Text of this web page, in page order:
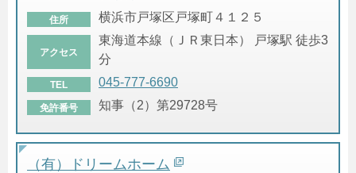
住所 横浜市戸塚区戸塚町４１２５
アクセス
東海道本線（ＪＲ東日本） 戸塚駅 徒歩3
分
TEL 045-777-6690
免許番号 知事（2）第29728号
（有）ドリームホーム